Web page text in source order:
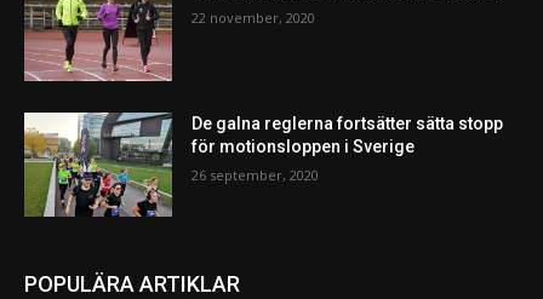
22 november, 2020
De galna reglerna fortsätter sätta stopp
för motionsloppen i Sverige
26 september, 2020
POPULÄRA ARTIKLAR